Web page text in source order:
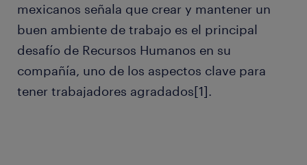
mexicanos señala que crear y mantener un
buen ambiente de trabajo es el principal
desafío de Recursos Humanos en su
compañía, uno de los aspectos clave para
tener trabajadores agradados[1].